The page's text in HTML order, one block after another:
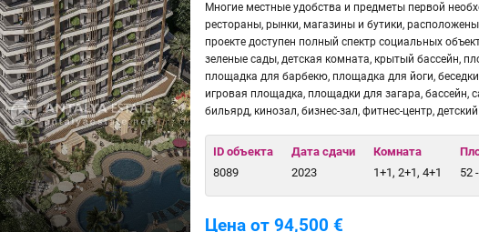
Многие местные удобства и предметы первой
рестораны, рынки, магазины и бутики,
проекте доступен полный спектр социальных
зеленые сады, детская комната, крытый бассейн,
площадка для барбекю, площадка для йоги,
игровая площадка, площадки для загара, бассейн,
бильярд, кинозал, бизнес-зал, фитнес-центр,
ID объекта
8089
Дата сдачи
2023
Комната
1+1, 2+1, 4+1
52
Цена от 94,500 €